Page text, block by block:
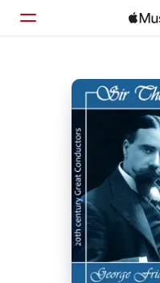
ホーム
見つける
検索